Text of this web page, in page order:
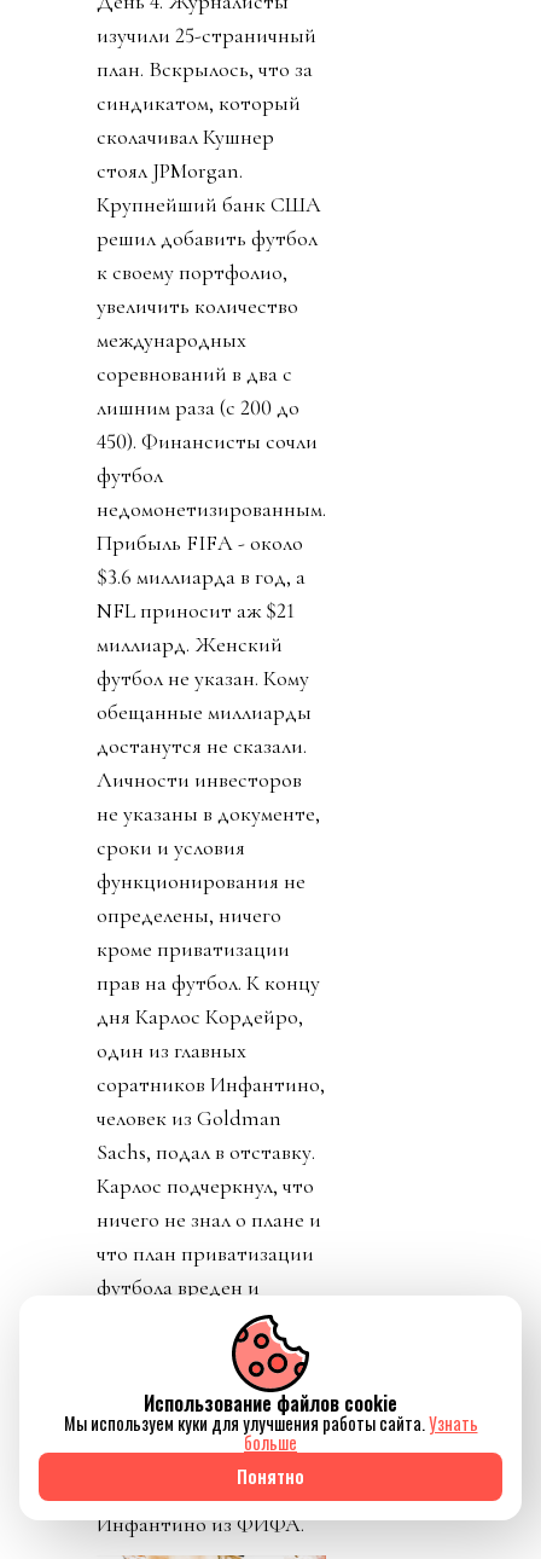
изучили 25-страничный
план. Вскрылось, что за
синдикатом, который
сколачивал Кушнер
стоял JPMorgan.
Крупнейший банк США
решил добавить футбол
к своему портфолио,
увеличить количество
международных
соревнований в два с
лишним раза (с 200 до
450). Финансисты сочли
футбол
недомонетизированным.
Прибыль FIFA - около
$3.6 миллиарда в год, а
NFL приносит аж $21
миллиард. Женский
футбол не указан. Кому
обещанные миллиарды
достанутся не сказали.
Личности инвесторов
не указаны в документе,
сроки и условия
функционирования не
определены, ничего
кроме приватизации
прав на футбол. К концу
дня Карлос Кордейро,
один из главных
соратников Инфантино,
человек из Goldman
Sachs, подал в отставку.
Карлос подчеркнул, что
ничего не знал о плане и
что план приватизации
футбола вреден и
должен быть отвергнут.
Политики уровня
премьер-министра
Великобритании
заявляют о
необходимости убрать
Инфантино из ФИФА.
Использование файлов cookie
Мы используем куки для улучшения работы сайта.Узнать
больше
Понятно